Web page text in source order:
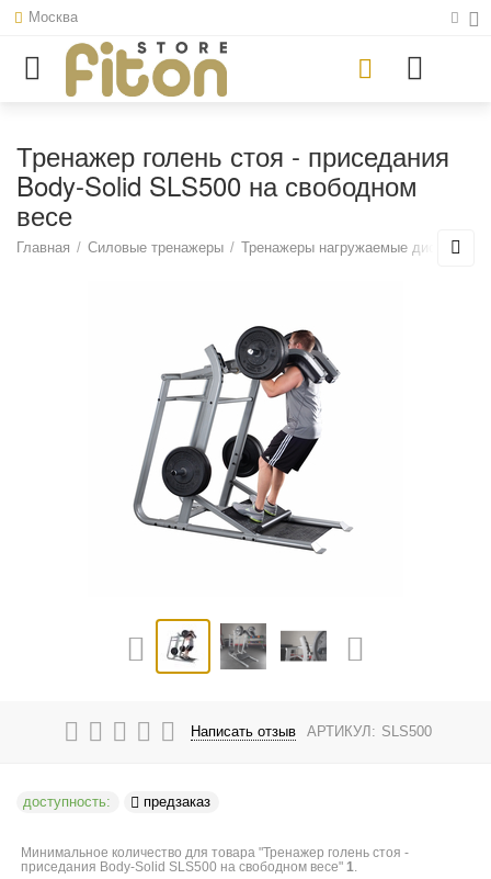
Москва
Тренажер голень стоя - приседания
Body-Solid SLS500 на свободном
весе
Главная / Силовые тренажеры / Тренажеры нагружаемые дисками
Написать отзыв АРТИКУЛ: SLS500
доступность: предзаказ
Минимальное количество для товара "Тренажер голень стоя -
приседания Body-Solid SLS500 на свободном весе"1.